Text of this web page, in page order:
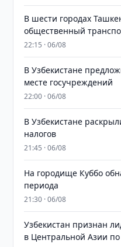
В шести городах
общественный
22:15 · 06/08
В Узбекистане
месте госучреждений
22:00 · 06/08
В Узбекистане
налогов
21:45 · 06/08
На городище Куббо
периода
21:30 · 06/08
Узбекистан признан
в Центральной Азии по